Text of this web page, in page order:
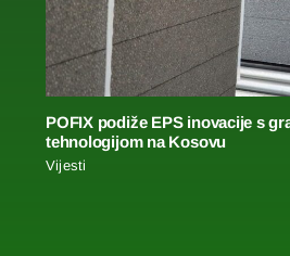
POFIX podiže EPS inovacije s
tehnologijom na Kosovu
Vijesti